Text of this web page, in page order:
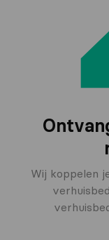
Wij koppelen